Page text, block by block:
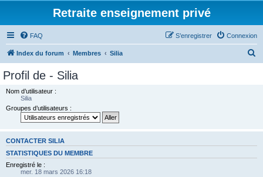
Retraite enseignement privé
FAQ Connexion
S’enregistrer
Index du forum Membres Silia
Profil de - Silia
Nom d’utilisateur :
Silia
Groupes d’utilisateurs :
CONTACTER SILIA
STATISTIQUES DU MEMBRE
Enregistré le :
mer. 18 mars 2026 16:18